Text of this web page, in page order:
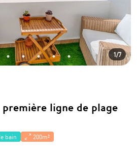
1/7
ligne de plage
bain
200m²